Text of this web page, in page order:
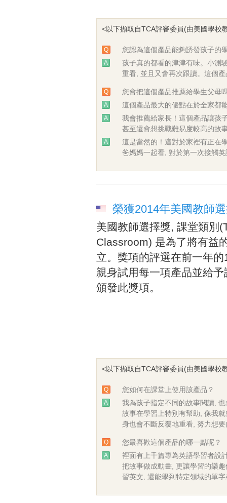
<以下擷取自TCA評審委員(由美國學校
Q 您認為這個產品能夠誘發孩子的
A
孩子真的都看的津津有味。小測
重看, 並且又會再次跟讀。這個
Q 您會把這個產品推薦給學生父母
A 這個產品最大的優點在於全家都
A
我會推薦給家長！這個產品讓孩
甚至還會想挑戰難易度較高的故
A
這是當然的！這對於家裡有正在
爸媽媽一起看, 對於第一次接觸
榮獲2014年美國教師
美國教師選擇獎, 課堂類別
Classroom) 是為了將有益
立。獎項的評選在前一年
親身試用每一項產品並給
頒發此獎項。
<以下擷取自TCA評審委員(由美國學校
Q 您如何在課堂上使用該產品？
A
我為孩子指定不同的故事閱讀,
故事在學習上特別有幫助, 像我
身也會不斷反覆地重看, 努力想
Q 您最喜歡這個產品的哪一點呢？
A
裡面有上千篇專為英語學習者設
把故事做成動畫, 更讓學習的樂
習英文, 還能學到特定領域的單